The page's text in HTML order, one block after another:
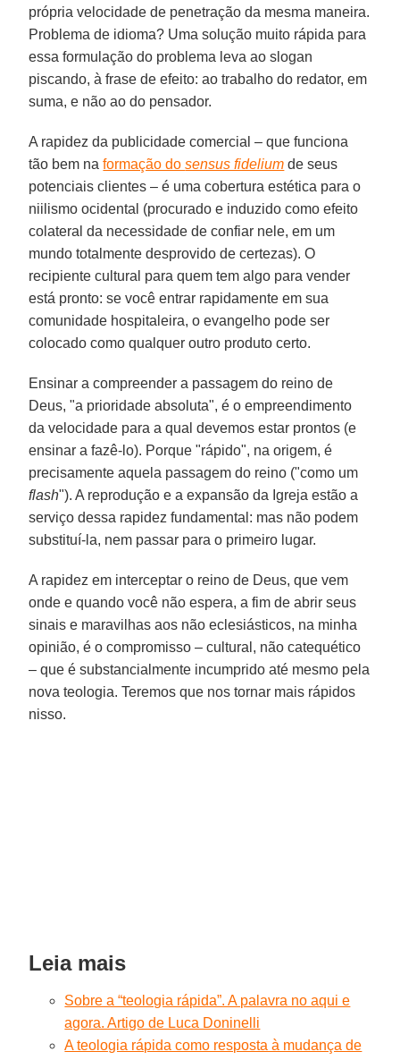
própria velocidade de penetração da mesma maneira.
Problema de idioma? Uma solução muito rápida para
essa formulação do problema leva ao slogan
piscando, à frase de efeito: ao trabalho do redator, em
suma, e não ao do pensador.
A rapidez da publicidade comercial – que funciona
tão bem naformação dosensus fidelium de seus
potenciais clientes – é uma cobertura estética para o
niilismo ocidental (procurado e induzido como efeito
colateral da necessidade de confiar nele, em um
mundo totalmente desprovido de certezas). O
recipiente cultural para quem tem algo para vender
está pronto: se você entrar rapidamente em sua
comunidade hospitaleira, o evangelho pode ser
colocado como qualquer outro produto certo.
Ensinar a compreender a passagem do reino de
Deus, "a prioridade absoluta", é o empreendimento
da velocidade para a qual devemos estar prontos (e
ensinar a fazê-lo). Porque "rápido", na origem, é
precisamente aquela passagem do reino ("como um
flash"). A reprodução e a expansão da Igreja estão a
serviço dessa rapidez fundamental: mas não podem
substituí-la, nem passar para o primeiro lugar.
A rapidez em interceptar o reino de Deus, que vem
onde e quando você não espera, a fim de abrir seus
sinais e maravilhas aos não eclesiásticos, na minha
opinião, é o compromisso – cultural, não catequético
– que é substancialmente incumprido até mesmo pela
nova teologia. Teremos que nos tornar mais rápidos
nisso.
Leia mais
Sobre a “teologia rápida”. A palavra no aqui e
agora. Artigo de Luca Doninelli
A teologia rápida como resposta à mudança de